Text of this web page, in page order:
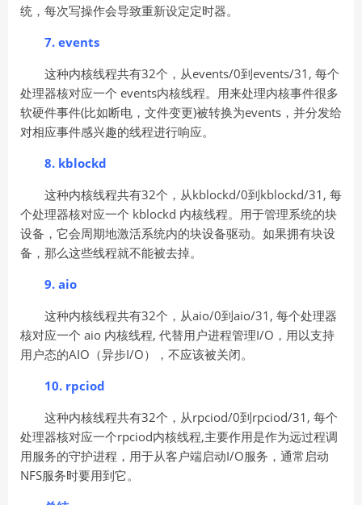
统，每次写操作会导致重新设定定时器。
7. events
这种内核线程共有32个，从events/0到events/31, 每个
处理器核对应一个 events内核线程。用来处理内核事件很多
软硬件事件(比如断电，文件变更)被转换为events，并分发给
对相应事件感兴趣的线程进行响应。
8. kblockd
这种内核线程共有32个，从kblockd/0到kblockd/31, 每
个处理器核对应一个 kblockd 内核线程。用于管理系统的块
设备，它会周期地激活系统内的块设备驱动。如果拥有块设
备，那么这些线程就不能被去掉。
9. aio
这种内核线程共有32个，从aio/0到aio/31, 每个处理器
核对应一个 aio 内核线程, 代替用户进程管理I/O，用以支持
用户态的AIO（异步I/O），不应该被关闭。
10. rpciod
这种内核线程共有32个，从rpciod/0到rpciod/31, 每个
处理器核对应一个rpciod内核线程,主要作用是作为远过程调
用服务的守护进程，用于从客户端启动I/O服务，通常启动
NFS服务时要用到它。